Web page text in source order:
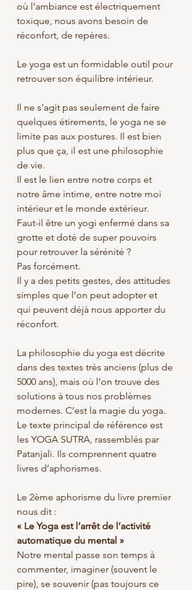
où l’ambiance est électriquement
toxique, nous avons besoin de
réconfort, de repères.
Le yoga est un formidable outil pour
retrouver son équilibre intérieur.
Il ne s’agit pas seulement de faire
quelques étirements, le yoga ne se
limite pas aux postures. Il est bien
plus que ça, il est une philosophie
de vie.
Il est le lien entre notre corps et
notre âme intime, entre notre moi
intérieur et le monde extérieur.
Faut-il être un yogi enfermé dans sa
grotte et doté de super pouvoirs
pour retrouver la sérénité ?
Pas forcément.
Il y a des petits gestes, des attitudes
simples que l’on peut adopter et
qui peuvent déjà nous apporter du
réconfort.
La philosophie du yoga est décrite
dans des textes très anciens (plus de
5000 ans), mais où l’on trouve des
solutions à tous nos problèmes
modernes. C’est la magie du yoga.
Le texte principal de référence est
les YOGA SUTRA, rassemblés par
Patanjali. Ils comprennent quatre
livres d’aphorismes.
Le 2ème aphorisme du livre premier
nous dit :
« Le Yoga est l’arrêt de l’activité
automatique du mental »
Notre mental passe son temps à
commenter, imaginer (souvent le
pire), se souvenir (pas toujours ce